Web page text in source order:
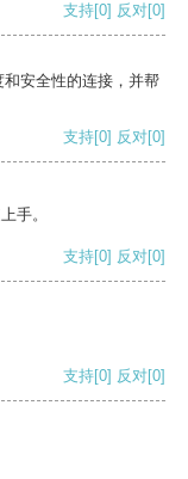
支持[0] 反对[0]
安全性的连接，并帮
支持[0] 反对[0]
手。
支持[0] 反对[0]
支持[0] 反对[0]